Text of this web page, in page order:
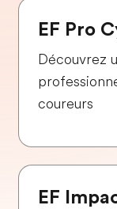
EF Pro
Découvrez
coureurs
EF